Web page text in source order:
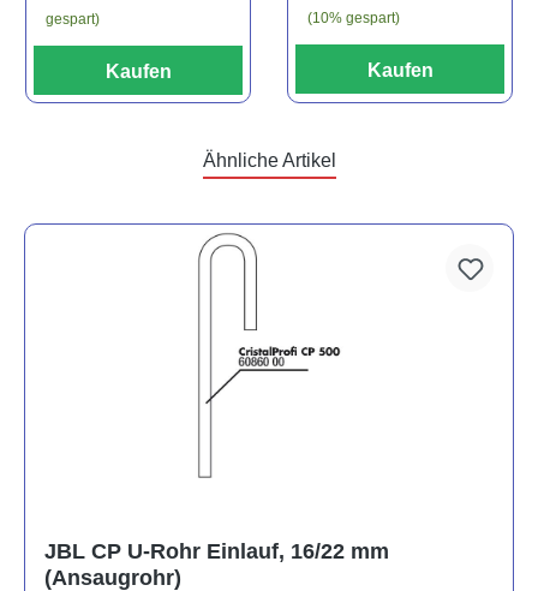
gespart)
Kaufen
(10% gespart)
Kaufen
Ähnliche Artikel
JBL CP U-Rohr Einlauf, 16/22 mm
(Ansaugrohr)